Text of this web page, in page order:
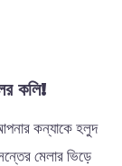
কলি!
কন্যাকে হলুদ
মেলার ভিড়ে